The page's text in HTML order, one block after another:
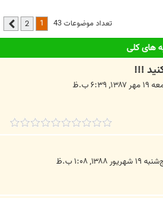
تعداد موضوعات 43 2 بعدی
های کلی
!!!
۶:۳۹ ب.ظ
۱۳۸۸, ۱:۰۸ ب.ظ